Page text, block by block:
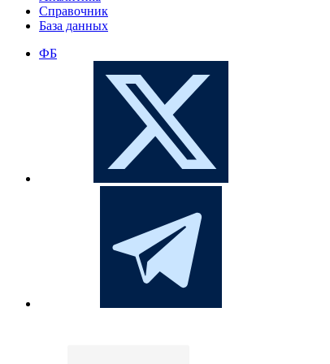
Справочник
База данных
ФБ